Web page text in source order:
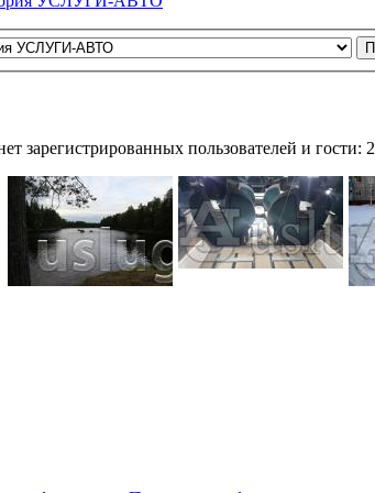
зарегистрированных пользователей и гости: 2